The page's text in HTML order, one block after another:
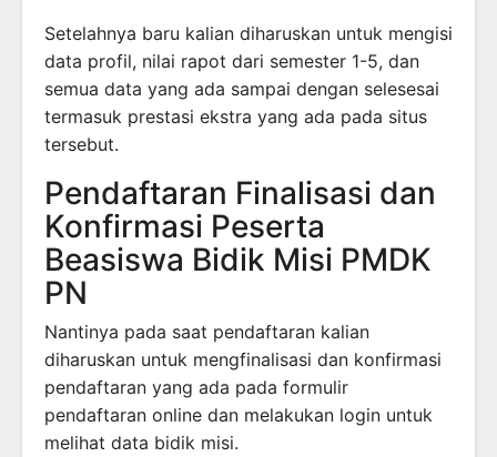
Setelahnya baru kalian diharuskan untuk mengisi
data profil, nilai rapot dari semester 1-5, dan
semua data yang ada sampai dengan selesesai
termasuk prestasi ekstra yang ada pada situs
tersebut.
Pendaftaran Finalisasi dan
Konfirmasi Peserta
Beasiswa Bidik Misi PMDK
PN
Nantinya pada saat pendaftaran kalian
diharuskan untuk mengfinalisasi dan konfirmasi
pendaftaran yang ada pada formulir
pendaftaran online dan melakukan login untuk
melihat data bidik misi.